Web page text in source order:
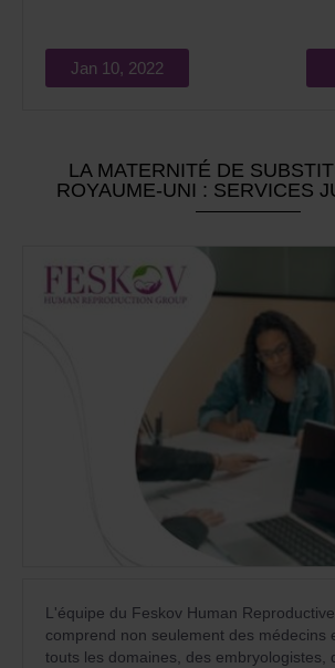
Jan 10, 2022
LA MATERNITÉ DE
ROYAUME-UNI : SERVICES
L'équipe du Feskov Human
comprend non seulement des médecins
touts les domaines, des embryologistes,